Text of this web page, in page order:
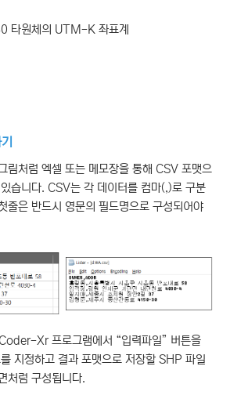
타원체의 UTM-K 좌표계
림처럼 엑셀 또는 메모장을 통해 CSV 포맷으
습니다. CSV는 각 데이터를 컴마(,)로 구분
줄은 반드시 영문의 필드명으로 구성되어야
Xr 프로그램에서 “입력파일” 버튼을
지정하고 결과 포맷으로 저장할 SHP 파일
처럼 구성됩니다.